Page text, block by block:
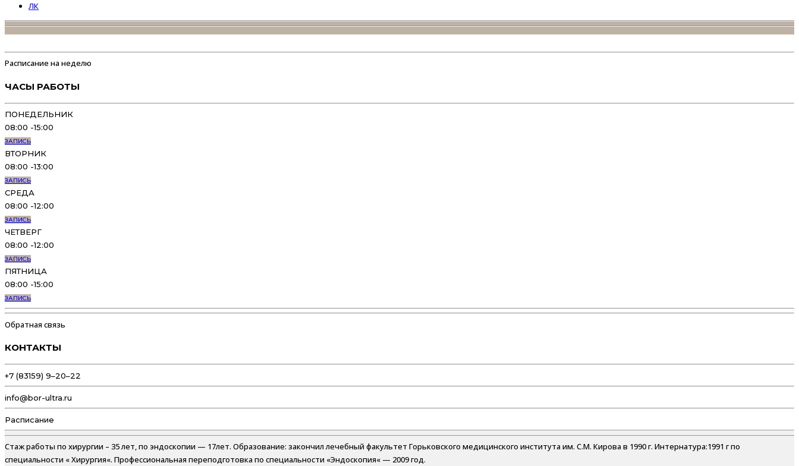
ЛК
Хирург, эндоскопист
Королев Михаил Валерьевич
Расписание на неделю
ЧАСЫ РАБОТЫ
ПОНЕДЕЛЬНИК
08:00 -15:00
ЗАПИСЬ
ВТОРНИК
08:00 -13:00
ЗАПИСЬ
СРЕДА
08:00 -12:00
ЗАПИСЬ
ЧЕТВЕРГ
08:00 -12:00
ЗАПИСЬ
ПЯТНИЦА
08:00 -15:00
ЗАПИСЬ
Обратная связь
КОНТАКТЫ
+7 (83159) 9–20–22
info@bor-ultra.ru
Расписание
Стаж работы по хирургии – 35 лет, по эндоскопии — 17лет. Образование: закончил лечебный факультет Горьковского медицинского института им. С.М. Кирова в 1990 г. Интернатура:1991 г по
специальности « Хирургия«. Профессиональная переподготовка по специальности «Эндоскопия« — 2009 год.